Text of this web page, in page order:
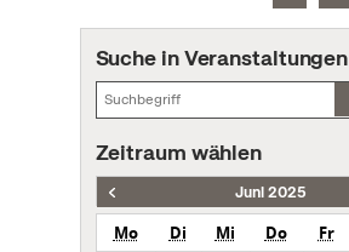
Suche in Veranstaltungen
Zeitraum wählen
Juni 2025
Mo Di Mi Do Fr